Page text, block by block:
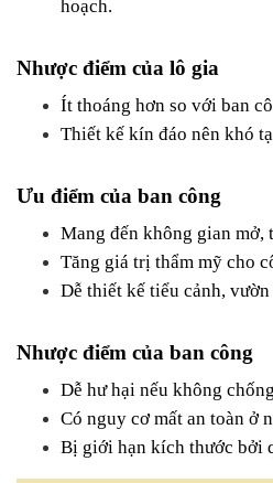
hoạch.
Nhược điểm của lô gia
Ít thoáng hơn so với ban
Thiết kế kín đáo nên khó
Ưu điểm của ban công
Mang đến không gian mở,
Tăng giá trị thẩm mỹ cho
Dễ thiết kế tiểu cảnh,
Nhược điểm của ban công
Dễ hư hại nếu không
Có nguy cơ mất an toàn ở
Bị giới hạn kích thước bởi